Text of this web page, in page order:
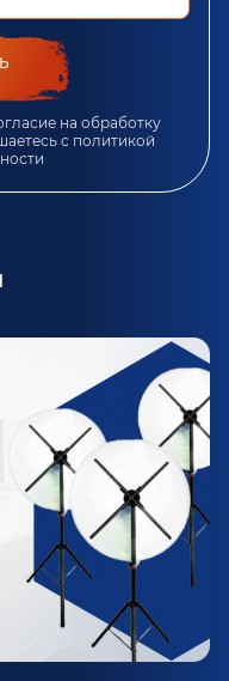
на обработку
c политикой